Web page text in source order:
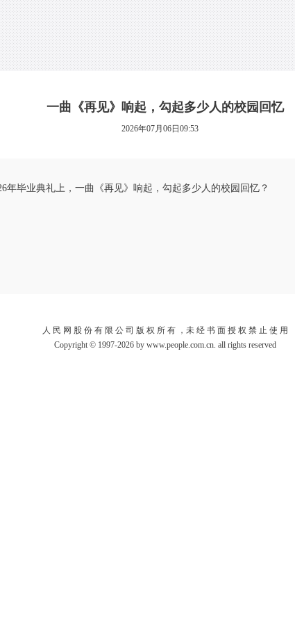
一曲《再见》响起，勾起多少人的校园回忆
2026年07月06日09:53
年毕业典礼上，一曲《再见》响起，勾起多少人的校园回忆？
人 民 网 股 份 有 限 公 司 版 权 所 有 ，未 经 书 面 授 权 禁 止 使 用
Copyright © 1997-2026 by www.people.com.cn. all rights reserved